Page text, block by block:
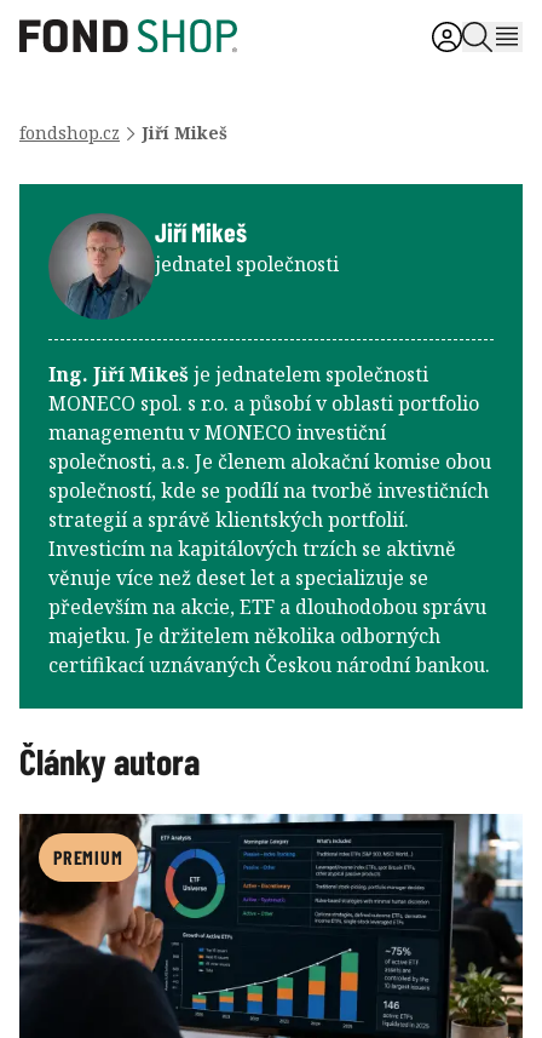
fondshop.cz Jiří Mikeš
Jiří Mikeš
jednatel společnosti
Ing. Jiří Mikešje jednatelem společnosti
MONECO spol. s r.o. a působí v oblasti portfolio
managementu v MONECO investiční
společnosti, a.s. Je členem alokační komise obou
společností, kde se podílí na tvorbě investičních
strategií a správě klientských portfolií.
Investicím na kapitálových trzích se aktivně
věnuje více než deset let a specializuje se
především na akcie, ETF a dlouhodobou správu
majetku. Je držitelem několika odborných
certifikací uznávaných Českou národní bankou.
Články autora
PREMIUM